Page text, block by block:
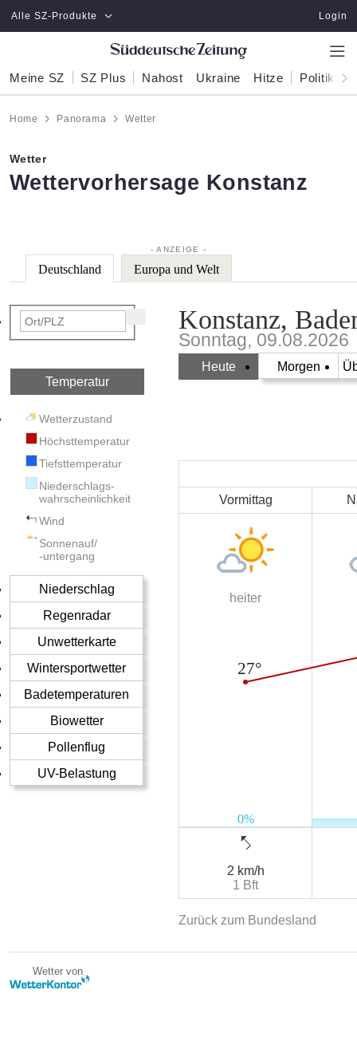
Zum Hauptinhalt springen
Alle SZ-Produkte Login
Meine SZ SZ Plus Nahost Ukraine Hitze Politik
Home Panorama Wetter
Wetter
:
Wettervorhersage Konstanz
Deutschland Europa und Welt
Temperatur
Wetterzustand
Höchsttemperatur
Tiefsttemperatur
Niederschlags-
wahrscheinlichkeit
Wind
Sonnenauf/
-untergang
Niederschlag
Regenradar
Unwetterkarte
Wintersportwetter
Badetemperaturen
Biowetter
Pollenflug
UV-Belastung
Konstanz,
Sonntag, 09.08.2026
Heute Morgen
Vormittag
heiter
2 km/h
1 Bft
Zurück zum Bundesland
Wetter von